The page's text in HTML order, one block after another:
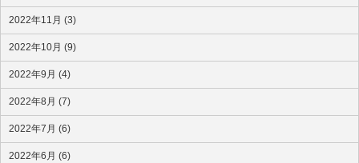
2022年11月 (3)
2022年10月 (9)
2022年9月 (4)
2022年8月 (7)
2022年7月 (6)
2022年6月 (6)